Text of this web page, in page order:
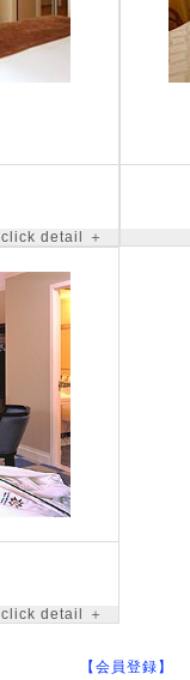
click detail ＋
click detail ＋
【会員登録】